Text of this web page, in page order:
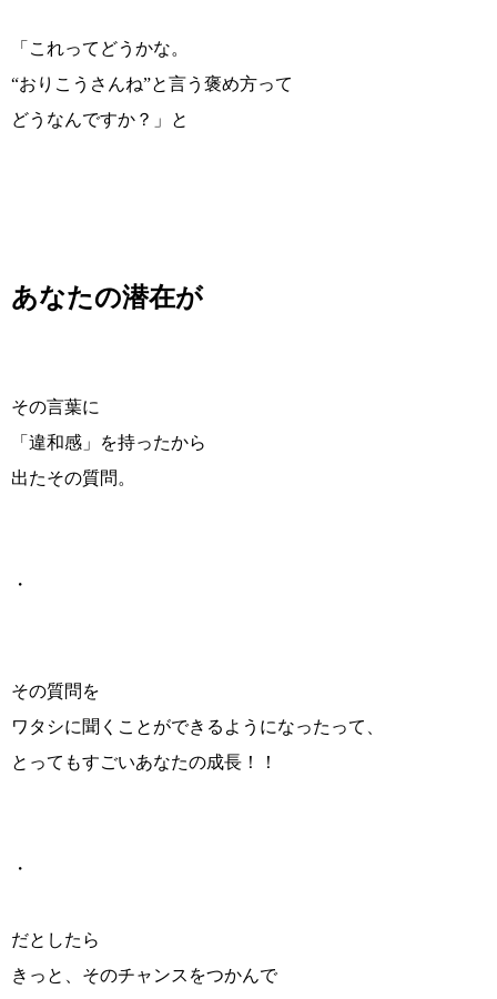
「これってどうかな。
“おりこうさんね”と言う褒め方って
どうなんですか？」と
あなたの潜在が
その言葉に
「違和感」を持ったから
出たその質問。
・
その質問を
ワタシに聞くことができるようになったって、
とってもすごいあなたの成長！！
・
だとしたら
きっと、そのチャンスをつかんで